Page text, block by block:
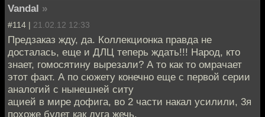
Vandal »
#114 | 21.02.12 12:33
Предзаказ жду, да. Коллекционка правда не
досталась, еще и ДЛЦ теперь ждать!!! Народ, кто
знает, гомосятину вырезали? А то как то омрачает
этот факт. А по сюжету конечно еще с первой серии
аналогий с нынешней ситу
ацией в мире дофига, во 2 части накал усилили, 3я
похоже будет как дуга жечь.